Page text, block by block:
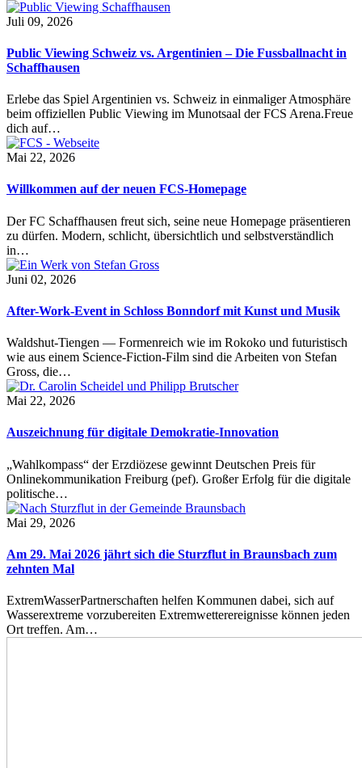
Juli 09, 2026
Public Viewing Schweiz vs. Argentinien – Die Fussballnacht in
Schaffhausen
Erlebe das Spiel Argentinien vs. Schweiz in einmaliger Atmosphäre
beim offiziellen Public Viewing im Munotsaal der FCS Arena.Freue
dich auf…
Mai 22, 2026
Willkommen auf der neuen FCS-Homepage
Der FC Schaffhausen freut sich, seine neue Homepage präsentieren
zu dürfen. Modern, schlicht, übersichtlich und selbstverständlich
in…
Juni 02, 2026
After-Work-Event in Schloss Bonndorf mit Kunst und Musik
Waldshut-Tiengen — Formenreich wie im Rokoko und futuristisch
wie aus einem Science-Fiction-Film sind die Arbeiten von Stefan
Gross, die…
Mai 22, 2026
Auszeichnung für digitale Demokratie-Innovation
„Wahlkompass“ der Erzdiözese gewinnt Deutschen Preis für
Onlinekommunikation Freiburg (pef). Großer Erfolg für die digitale
politische…
Mai 29, 2026
Am 29. Mai 2026 jährt sich die Sturzflut in Braunsbach zum
zehnten Mal
ExtremWasserPartnerschaften helfen Kommunen dabei, sich auf
Wasserextreme vorzubereiten Extremwetterereignisse können jeden
Ort treffen. Am…